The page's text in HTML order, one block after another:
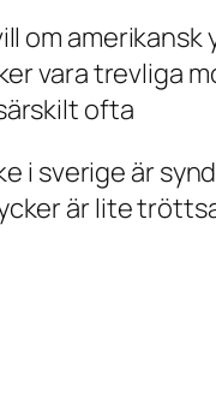
om
vara trevliga
ofta
i sverige är
är lite